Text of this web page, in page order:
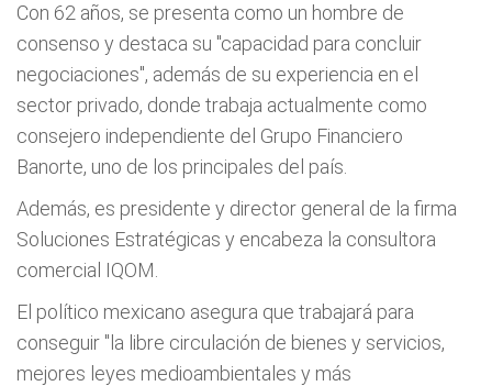
Con 62 años, se presenta como un hombre de
consenso y destaca su "capacidad para concluir
negociaciones", además de su experiencia en el
sector privado, donde trabaja actualmente como
consejero independiente del Grupo Financiero
Banorte, uno de los principales del país.
Además, es presidente y director general de la firma
Soluciones Estratégicas y encabeza la consultora
comercial IQOM.
El político mexicano asegura que trabajará para
conseguir "la libre circulación de bienes y servicios,
mejores leyes medioambientales y más